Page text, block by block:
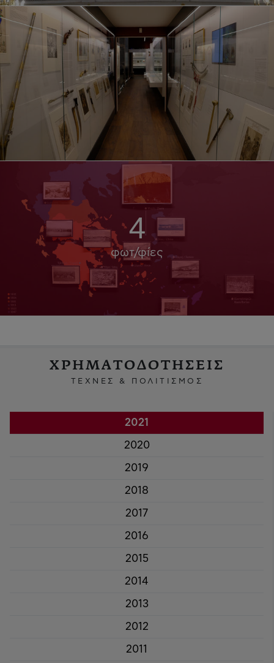
4
φωτ/φίες
ΧΡΗΜΑΤΟΔΟΤΗΣΕΙΣ
ΤΕΧΝΕΣ & ΠΟΛΙΤΙΣΜΟΣ
2021
2020
2019
2018
2017
2016
2015
2014
2013
2012
2011